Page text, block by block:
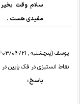
سلام وقت
مفیدی هست .
یوسف (پنچشنبه , 1403/04/21)
نقاط انستیزی در فک پایین
پاسخ :